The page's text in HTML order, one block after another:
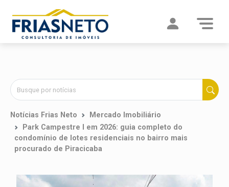
Notícias Frias Neto
Mercado Imobiliário
Park Campestre I em 2026: guia completo do
condomínio de lotes residenciais no bairro mais
procurado de Piracicaba